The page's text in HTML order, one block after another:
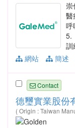
崇
醫
呼
5.
訓
網站
簡述
Contact
德璽實業股份
( Origin : Taiwan